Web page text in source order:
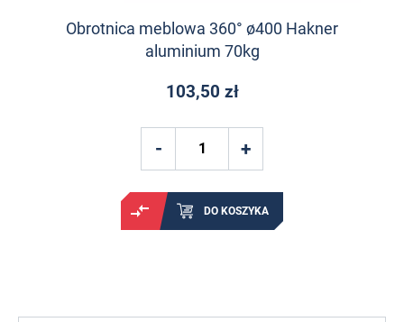
Obrotnica meblowa 360° ø400 Hakner
aluminium 70kg
103,50 zł
DO KOSZYKA